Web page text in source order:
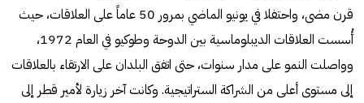
قرن مضى، واحتفلا في يونيو الماضي بمرور 50 عاماً على العلاقات، حيث
أُسست العلاقات الديبلوماسية بين الدوحة وطوكيو في العام 1972،
وواصلت النمو على مدار سنوات، حتى اتفق البلدان على الارتقاء بالعلاقات
إلى مستوى أعلى من الشراكة الستراتيجية. وكانت آخر زيارة لأمير قطر إلى